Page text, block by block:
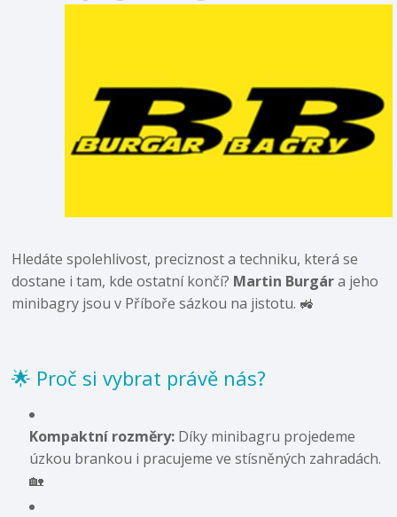
Hledáte spolehlivost, preciznost a techniku, která se
dostane i tam, kde ostatní končí? Martin Burgára jeho
minibagry jsou v Příboře sázkou na jistotu. 🚜
🌟 Proč si vybrat právě nás?
Kompaktní rozměry: Díky minibagru projedeme
úzkou brankou i pracujeme ve stísněných zahradách.
🏡